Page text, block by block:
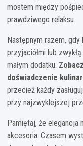
mostem między
prawdziwego relaksu.
Następnym razem,
przyjaciółmi lub
małym dodatku.
doświadczenie
przecież każdy
przy najzwyklejszej
Pamiętaj, że elegancja
akcesoria. Czasem